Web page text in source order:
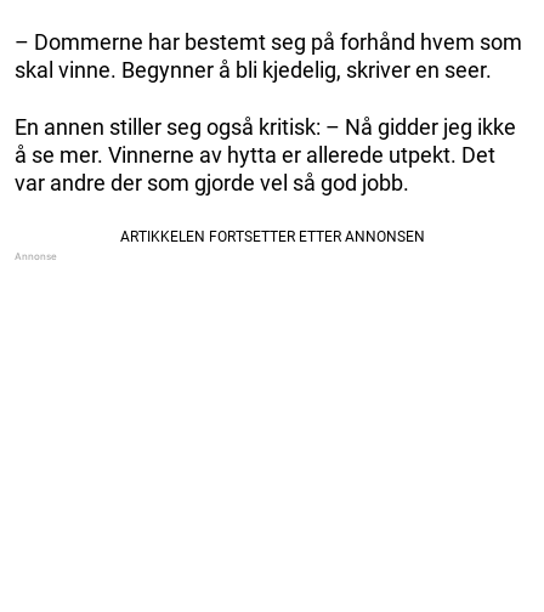
– Dommerne har bestemt seg på forhånd hvem som
skal vinne. Begynner å bli kjedelig, skriver en seer.
En annen stiller seg også kritisk: – Nå gidder jeg ikke
å se mer. Vinnerne av hytta er allerede utpekt. Det
var andre der som gjorde vel så god jobb.